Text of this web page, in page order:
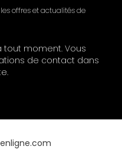
offres et actualités de
tout moment. Vous
de contact dans